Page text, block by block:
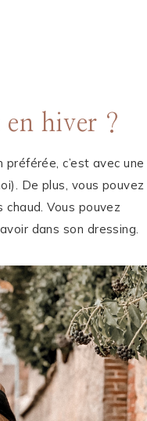
en hiver ?
préférée, c’est avec une
De plus, vous pouvez
Vous pouvez
dans son dressing.